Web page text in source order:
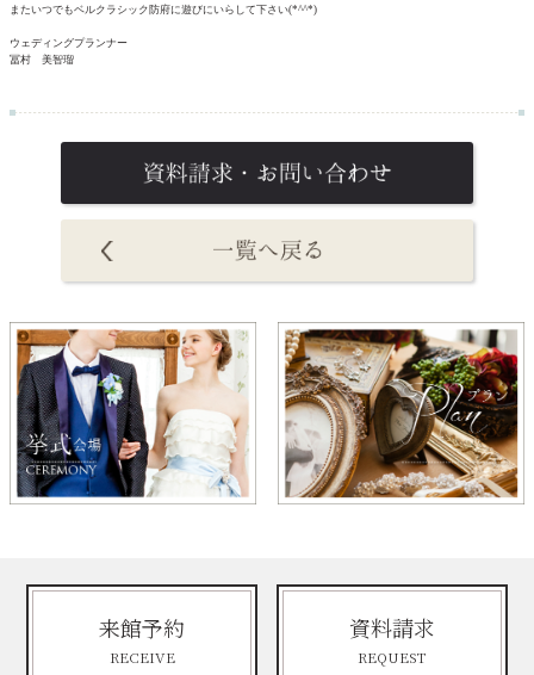
またいつでもベルクラシック防府に遊びにいらして下さい(*^^*)
ウェディングプランナー
冨村 美智瑠
来館予約
RECEIVE
資料請求
REQUEST